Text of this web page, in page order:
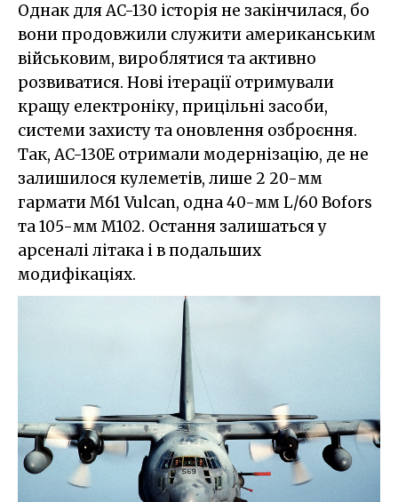
Однак для AC-130 історія не закінчилася, бо
вони продовжили служити американським
військовим, вироблятися та активно
розвиватися. Нові ітерації отримували
кращу електроніку, прицільні засоби,
системи захисту та оновлення озброєння.
Так, AC-130E отримали модернізацію, де не
залишилося кулеметів, лише 2 20-мм
гармати M61 Vulcan, одна 40-мм L/60 Bofors
та 105-мм M102. Остання залишаться у
арсеналі літака і в подальших
модифікаціях.